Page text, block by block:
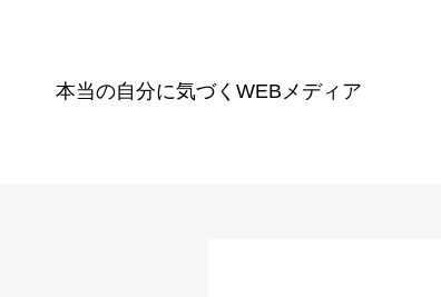
本当の自分に気づく WEBメディア